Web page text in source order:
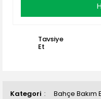
Kategori Bahçe Bakım
Tavsiye
Et